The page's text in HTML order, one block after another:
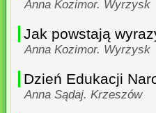
Anna Kozimor. Wyrzysk
Jak powstają
Anna Kozimor. Wyrzysk
Dzień Edukacji
Anna Sądaj. Krzeszów